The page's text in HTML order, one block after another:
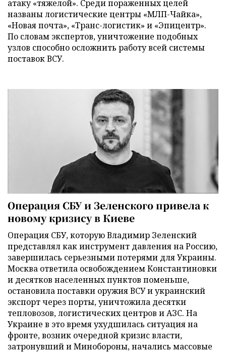
атаку «тяжелой». Среди пораженных целей
названы логистические центры «МЛП-Чайка»,
«Новая почта», «Транс-логистик» и «Эпицентр».
По словам экспертов, уничтожение подобных
узлов способно осложнить работу всей системы
поставок ВСУ.
Операция СБУ и Зеленского привела к
новому кризису в Киеве
Операция СБУ, которую Владимир Зеленский
представлял как инструмент давления на Россию,
завершилась серьезными потерями для Украины.
Москва ответила освобождением Константиновки
и десятков населенных пунктов поменьше,
остановила поставки оружия ВСУ и украинский
экспорт через порты, уничтожила десятки
тепловозов, логистических центров и АЗС. На
Украине в это время ухудшилась ситуация на
фронте, возник очередной кризис власти,
затронувший и Минобороны, начались массовые